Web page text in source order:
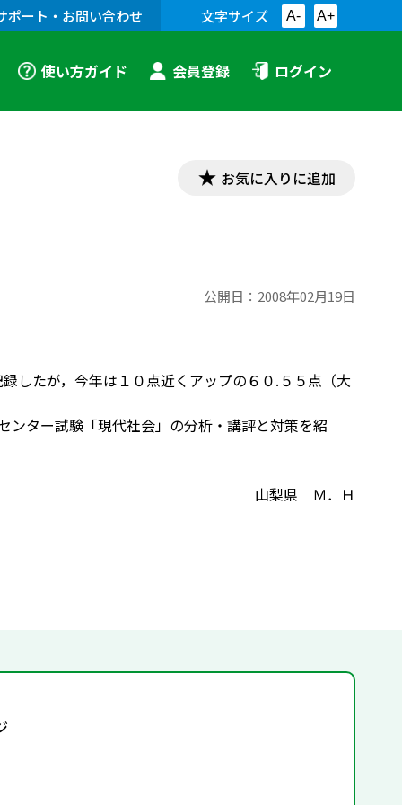
ポート・お問い合わせ 文字サイズ A- A+
使い方ガイド 会員登録 ログイン
お気に入りに追加
公開日： 2008年02月19日
したが，今年は１０点近くアップの６０.５５点（大
ター試験「現代社会」の分析・講評と対策を紹
山梨県 Ｍ．Ｈ